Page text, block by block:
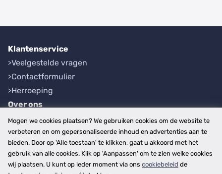
Klantenservice
Veelgestelde vragen
Contactformulier
Herroeping
Over ons
Bedrijfsgegevens
Werkwijze
Overzichten
Plaatsen
Mogen we cookies plaatsen? We gebruiken cookies om de website te
verbeteren en om gepersonaliseerde inhoud en advertenties aan te
bieden. Door op 'Alle toestaan' te klikken, gaat u akkoord met het
gebruik van alle cookies. Klik op 'Aanpassen' om te zien welke cookies
wij plaatsen. U kunt op ieder moment via ons cookiebeleid de